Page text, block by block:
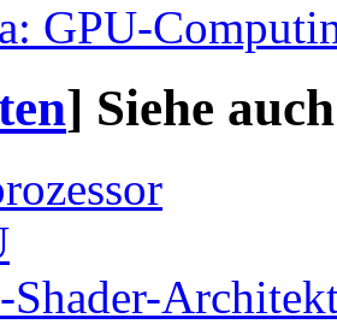
GPU-
] Siehe auch